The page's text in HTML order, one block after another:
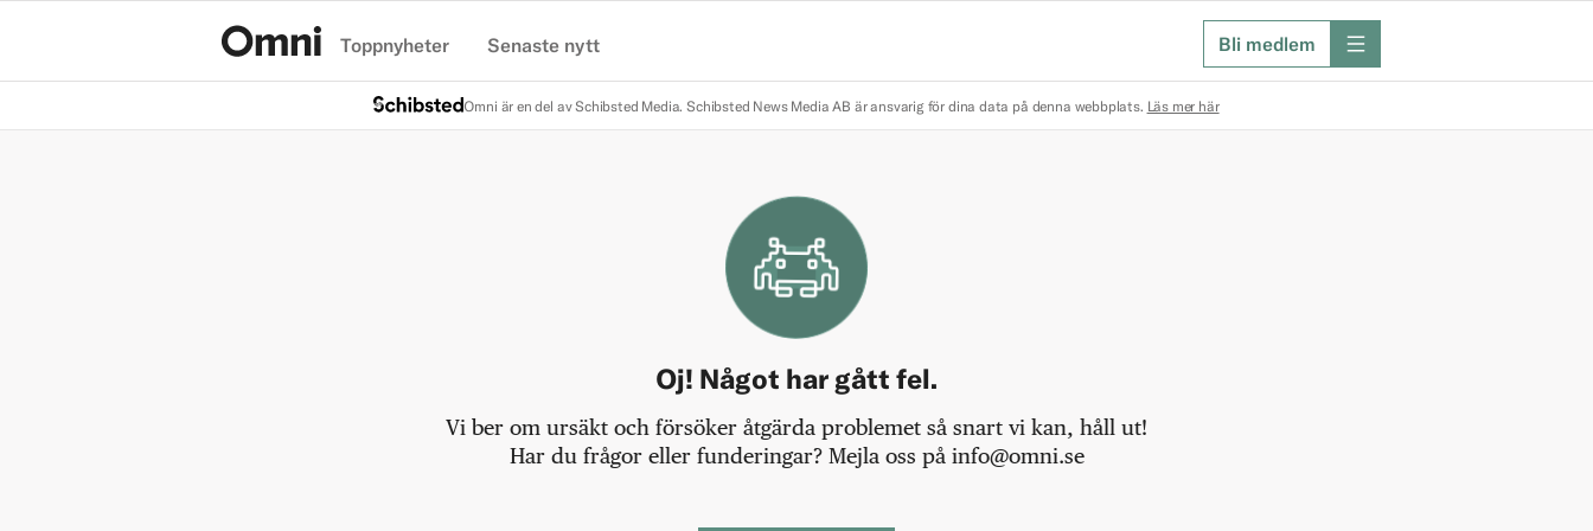
Toppnyheter Senaste nytt Bli medlem meny
Omni är en del av Schibsted Media. Schibsted News Media AB är ansvarig för dina data på denna webbplats. Läs mer här
Oj! Något har gått fel.
Vi ber om ursäkt och försöker åtgärda problemet så snart vi kan, håll ut!
Har du frågor eller funderingar? Mejla oss på info@omni.se